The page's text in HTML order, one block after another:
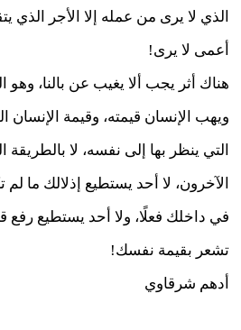
الذي لا يرى من عمله إلا الأجر الذي
أعمى لا يرى!
هناك أثر يجب ألا يغيب عن بالنا،
ويهب الإنسان قيمته، وقيمة الإنسان
التي ينظر بها إلى نفسه، لا بالطريقة
الآخرون، لا أحد يستطيع إذلالك ما
في داخلك فعلًا، ولا أحد يستطيع رفع
تشعر بقيمة نفسك!
أدهم شرقاوي